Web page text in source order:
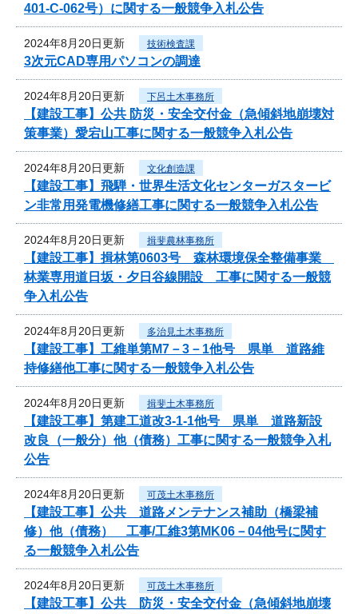
401-C-062号）に関する一般競争入札公告
2024年8月20日更新 技術検査課
3次元CAD専用パソコンの調達
2024年8月20日更新 下呂土木事務所
【建設工事】公共 防災・安全交付金（急傾斜地崩壊対
策事業）愛宕山工事に関する一般競争入札公告
2024年8月20日更新 文化創造課
【建設工事】飛騨・世界生活文化センターガスタービ
ン非常用発電機修繕工事に関する一般競争入札公告
2024年8月20日更新 揖斐農林事務所
【建設工事】揖林第0603号 森林環境保全整備事業
林業専用道日坂・夕日谷線開設 工事に関する一般競
争入札公告
2024年8月20日更新 多治見土木事務所
【建設工事】工維単第M7－3－1他号 県単 道路維
持修繕他工事に関する一般競争入札公告
2024年8月20日更新 揖斐土木事務所
【建設工事】第建工道改3-1-1他号 県単 道路新設
改良（一般分）他（債務）工事に関する一般競争入札
公告
2024年8月20日更新 可茂土木事務所
【建設工事】公共 道路メンテナンス補助（橋梁補
修）他（債務） 工事/工維3第MK06－04他号に関す
る一般競争入札公告
2024年8月20日更新 可茂土木事務所
【建設工事】公共 防災・安全交付金（急傾斜地崩壊